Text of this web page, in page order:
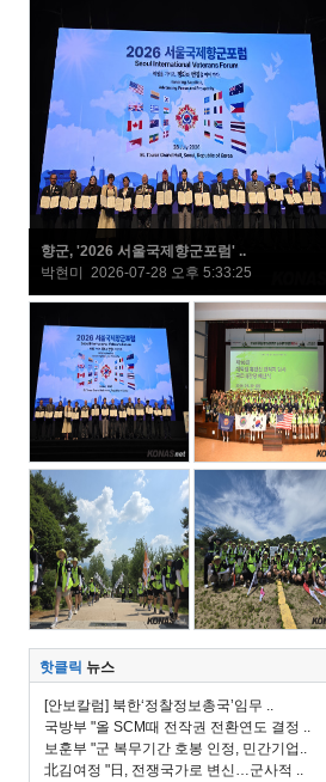
향군, '2026 서울국제향군포럼' ..
박현미 2026-07-28 오후 5:33:25
핫클릭 뉴스
[안보칼럼] 북한‘정찰정보총국’임무 ..
국방부 "올 SCM때 전작권 전환연도 결정 ..
보훈부 "군 복무기간 호봉 인정, 민간기업..
北김여정 "日, 전쟁국가로 변신…군사적 ..